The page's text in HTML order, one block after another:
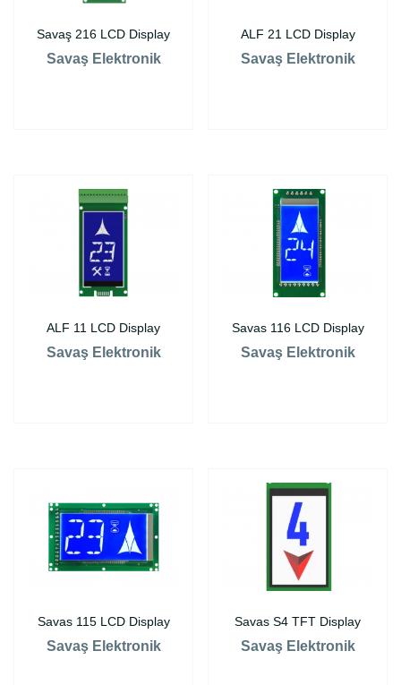
Savaş 216 LCD Display
Savaş Elektronik
ALF 21 LCD Display
Savaş Elektronik
ALF 11 LCD Display
Savaş Elektronik
Savas 116 LCD Display
Savaş Elektronik
Savas 115 LCD Display
Savaş Elektronik
Savas S4 TFT Display
Savaş Elektronik